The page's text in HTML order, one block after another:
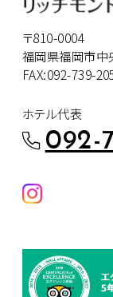
〒810-0004
福岡県福岡市中
FAX:092-739-
ホテル代表
092-